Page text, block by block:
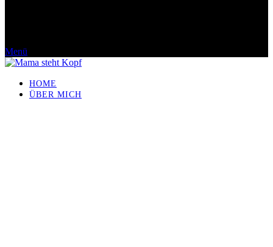
Menü
HOME
ÜBER MICH